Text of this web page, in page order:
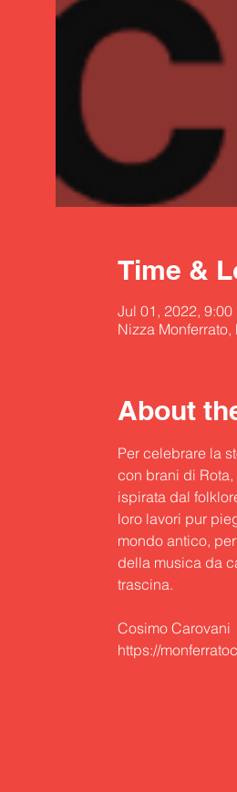
Time &
Jul 01, 2022, 9:00
Nizza
About
Per celebrare la
con brani di Rota,
ispirata dal
loro lavori pur
mondo antico,
della musica da
trascina.
Cosimo Carovani
https://